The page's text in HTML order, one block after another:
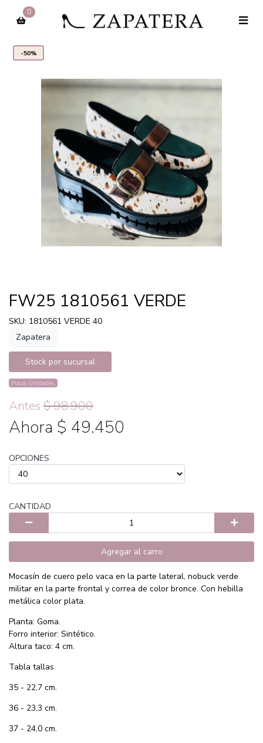
0
-50%
FW25 1810561 VERDE
SKU: 1810561 VERDE 40
Zapatera
Stock por sucursal
Pocas Unidades.
Antes $ 98.900
Ahora $ 49.450
OPCIONES
CANTIDAD
Agregar al carro
Mocasín de cuero pelo vaca en la parte lateral, nobuck verde
militar en la parte frontal y correa de color bronce. Con hebilla
metálica color plata.
Planta: Goma.
Forro interior: Sintético.
Altura taco: 4 cm.
Tabla tallas
35 - 22,7 cm.
36 - 23,3 cm.
37 - 24,0 cm.